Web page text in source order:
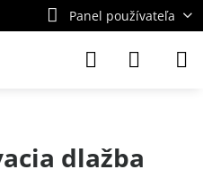
Panel používateľa
dlažba